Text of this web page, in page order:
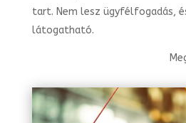
tart. Nem lesz ügyfélfogadás,
látogatható.